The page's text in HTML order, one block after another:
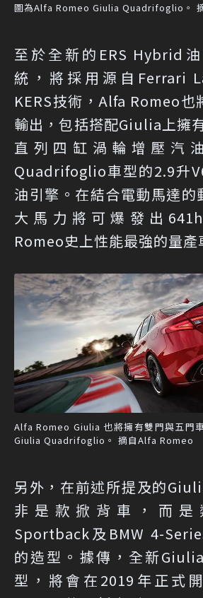
圖為Alfa Romeo Giulia Quadrifoglio。
至於全新的ERS Hybrid
統，將採用源自Ferrari
KERS技術，Alfa Romeo也
輸出，包括搭配Giulia上擁
直列四缸渦輪增壓汽
Quadrifoglio車型的2.9升
油引擎。在結合電動馬達的
大馬力將可爆發出
Romeo史上性能最強的量產
Alfa Romeo Giulia 也將擁有雙門與五門
Giulia Quadrifoglio。 摘自Alfa Romeo
另外，在前述所提及的
非是款掀背車，而是
Sportback及BMW 4-
的造型。據傳，全新
型，將會在2019年正式